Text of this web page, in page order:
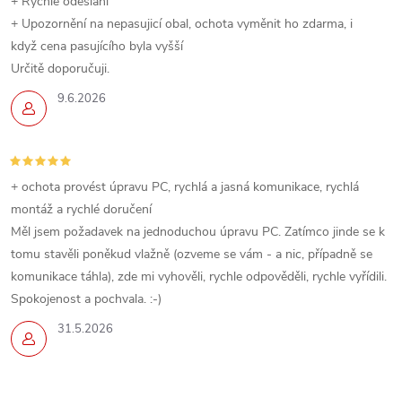
p
r
v
k
y
v
ý
p
i
s
9.6.2026
+ Upozornění na nepasujicí obal, ochota vyměnit ho zdarma, i
když cena pasujícího byla vyšší
Určitě doporučuji.
31.5.2026
+ ochota provést úpravu PC, rychlá a jasná komunikace, rychlá
montáž a rychlé doručení
Měl jsem požadavek na jednoduchou úpravu PC. Zatímco jinde se k
tomu stavěli poněkud vlažně (ozveme se vám - a nic, případně se
komunikace táhla), zde mi vyhověli, rychle odpověděli, rychle vyřídili.
Spokojenost a pochvala. :-)